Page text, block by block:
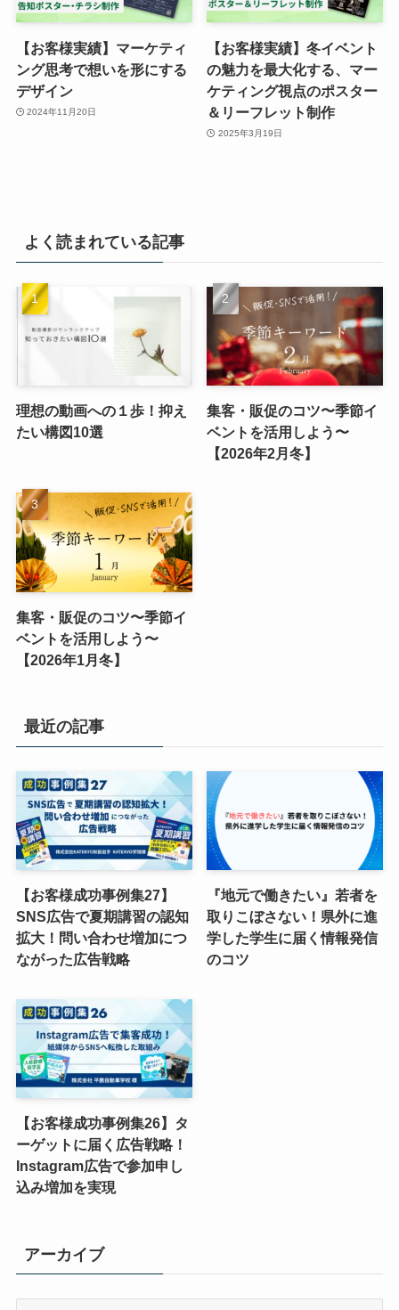
【お客様実績】マーケティ
ング思考で想いを形にする
デザイン
2024年11月20日
【お客様実績】冬イベント
の魅力を最大化する、マー
ケティング視点のポスター
＆リーフレット制作
2025年3月19日
よく読まれている記事
理想の動画への１歩！抑え
たい構図10選
集客・販促のコツ〜季節イ
ベントを活用しよう〜
【2026年2月冬】
集客・販促のコツ〜季節イ
ベントを活用しよう〜
【2026年1月冬】
最近の記事
【お客様成功事例集27】
SNS広告で夏期講習の認知
拡大！問い合わせ増加につ
ながった広告戦略
『地元で働きたい』若者を
取りこぼさない！県外に進
学した学生に届く情報発信
のコツ
【お客様成功事例集26】タ
ーゲットに届く広告戦略！
Instagram広告で参加申し
込み増加を実現
アーカイブ